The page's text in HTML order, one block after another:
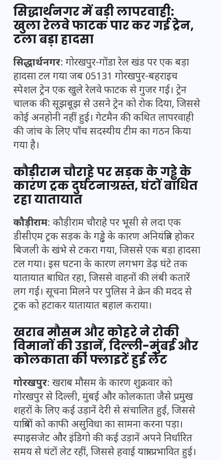
सिद्धार्थनगर में बड़ी लापरवाही:
खुला रेलवे फाटक पार कर गई ट्रेन,
टला बड़ा हादसा
सिद्धार्थनगर: गोरखपुर-गोंडा रेल खंड पर एक बड़ा
हादसा टल गया जब 05131 गोरखपुर-बहराइच
स्पेशल ट्रेन एक खुले रेलवे फाटक से गुजर गई। ट्रेन
चालक की सूझबूझ से उसने ट्रेन को रोक दिया, जिससे
कोई अनहोनी नहीं हुई। गेटमैन की कथित लापरवाही
की जांच के लिए पाँच सदस्यीय टीम का गठन किया
गया है।
कौड़ीराम चौराहे पर सड़क के गड्ढे के
कारण ट्रक दुर्घटनाग्रस्त, घंटों बाधित
रहा यातायात
कौड़ीराम: कौड़ीराम चौराहे पर भूसी से लदा एक
डीसीएम ट्रक सड़क के गड्ढे के कारण अनियंत्रित होकर
बिजली के खंभे से टकरा गया, जिससे एक बड़ा हादसा
टल गया। इस घटना के कारण लगभग डेढ़ घंटे तक
यातायात बाधित रहा, जिससे वाहनों की लंबी कतारें
लग गईं। सूचना मिलने पर पुलिस ने क्रेन की मदद से
ट्रक को हटाकर यातायात बहाल कराया।
खराब मौसम और कोहरे ने रोकी
विमानों की उड़ानें, दिल्ली-मुंबई और
कोलकाता की फ्लाइटें हुई लेट
गोरखपुर: खराब मौसम के कारण शुक्रवार को
गोरखपुर से दिल्ली, मुंबई और कोलकाता जैसे प्रमुख
शहरों के लिए कई उड़ानें देरी से संचालित हुईं, जिससे
यात्रियों को काफी असुविधा का सामना करना पड़ा।
स्पाइसजेट और इंडिगो की कई उड़ानें अपने निर्धारित
समय से घंटों लेट रहीं, जिससे हवाई यात्रा प्रभावित हुई।